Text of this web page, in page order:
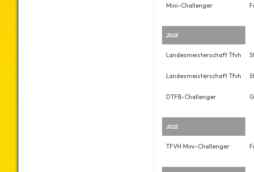
Mini-Challenger
2023
Landesmeisterschaft Tfvh
Landesmeisterschaft Tfvh
DTFB-Challenger
2022
TFVH Mini-Challenger